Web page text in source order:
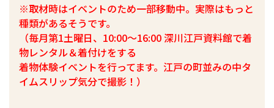
※取材時はイベントのため一部移動中。 実際はもっと
種類があるそうです。
（毎月第1土曜日、10:00～16:00 深川江戸資料館で着
物レンタル＆着付けをする
着物体験イベントを行ってます。江戸の町並みの中タ
イムスリップ気分で撮影！）